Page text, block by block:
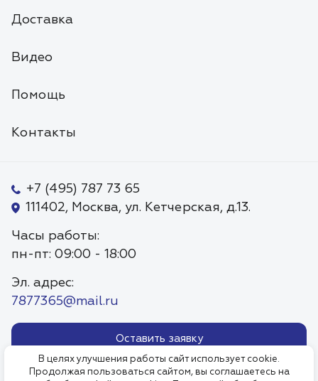
Доставка
Видео
Помощь
Контакты
+7 (495) 787 73 65
111402, Москва, ул. Кетчерская, д.13.
Часы работы:
пн-пт: 09:00 - 18:00
Эл. адрес:
7877365@mail.ru
Оставить заявку
В целях улучшения работы сайт использует cookie.
Продолжая пользоваться сайтом, вы соглашаетесь на